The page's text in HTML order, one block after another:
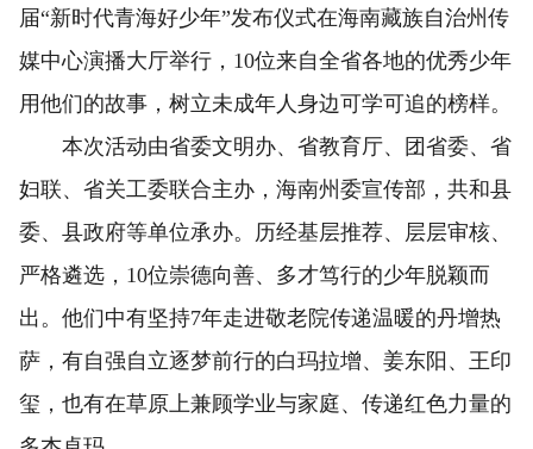
届“新时代青海好少年”发布仪式在海南藏族自治州传
媒中心演播大厅举行，10位来自全省各地的优秀少年
用他们的故事，树立未成年人身边可学可追的榜样。
本次活动由省委文明办、省教育厅、团省委、省
妇联、省关工委联合主办，海南州委宣传部，共和县
委、县政府等单位承办。历经基层推荐、层层审核、
严格遴选，10位崇德向善、多才笃行的少年脱颖而
出。他们中有坚持7年走进敬老院传递温暖的丹增热
萨，有自强自立逐梦前行的白玛拉增、姜东阳、王印
玺，也有在草原上兼顾学业与家庭、传递红色力量的